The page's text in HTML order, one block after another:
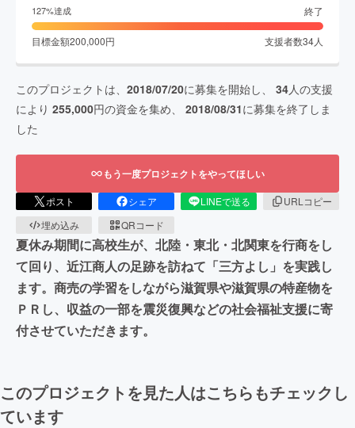
127%達成 終了
目標金額200,000円 支援者数34人
このプロジェクトは、 2018/07/20に募集を開始し、 34人の支援
により 255,000円の資金を集め、 2018/08/31に募集を終了しま
した
もう一度プロジェクトをやってほしい
ポスト シェア LINEで送る
URLコピー
埋め込み
QRコード
夏休み期間に高校生が、北陸・東北・北関東を行商をし
て回り、近江商人の足跡を訪ねて「三方よし」を実践し
ます。商売の学習をしながら滋賀県や滋賀県の特産物を
ＰＲし、収益の一部を震災復興などの社会福祉支援に寄
付させていただきます。
このプロジェクトを見た人はこちらもチェックし
ています